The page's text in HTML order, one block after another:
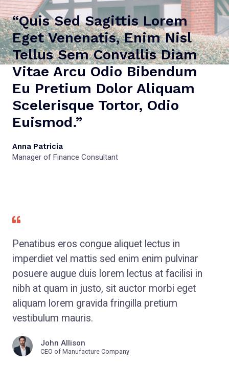
“Quis Sed Sagittis Lorem
Eget Venenatis, Enim Nisl
Tellus Sem Convallis Diam
Vitae Arcu Odio Bibendum
Eu Pretium Dolor Aliquam
Scelerisque Tortor, Odio
Euismod.”
Anna Patricia
Manager of Finance Consultant
Penatibus eros congue aliquet lectus in
imperdiet vel mattis sed enim enim pulvinar
posuere augue duis lorem lectus at facilisi in
nibh at quam in justo, sit auctor morbi eget
aliquam lorem gravida fringilla pretium
vestibulum mauris.
John Allison
CEO of Manufacture Company